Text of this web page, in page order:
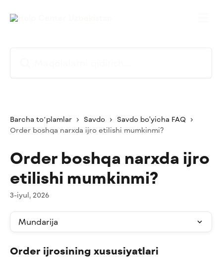
Barcha toʻplamlar Savdo
Savdo bo'yicha FAQ
Order boshqa narxda ijro etilishi mumkinmi?
Order boshqa narxda ijro
etilishi mumkinmi?
3-iyul, 2026
Mundarija
Order ijrosining xususiyatlari